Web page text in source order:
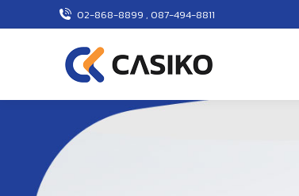
02-868-8899 , 087-494-8811